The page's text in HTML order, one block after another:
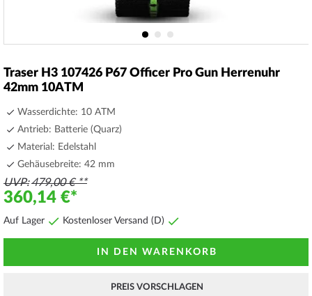
der
Bildergalerie
springen
Traser H3 107426 P67 Officer Pro Gun Herrenuhr
42mm 10ATM
Wasserdichte: 10 ATM
Antrieb: Batterie (Quarz)
Material: Edelstahl
Gehäusebreite: 42 mm
UVP 479,00 €
360,14 €
Auf Lager Kostenloser Versand (D)
IN DEN WARENKORB
PREIS VORSCHLAGEN